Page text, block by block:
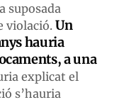
suposada
violació. Un
hauria
a una
explicat el
s’hauria